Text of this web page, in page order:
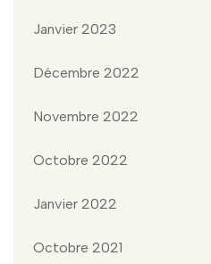
Janvier 2023
Décembre 2022
Novembre 2022
Octobre 2022
Janvier 2022
Octobre 2021